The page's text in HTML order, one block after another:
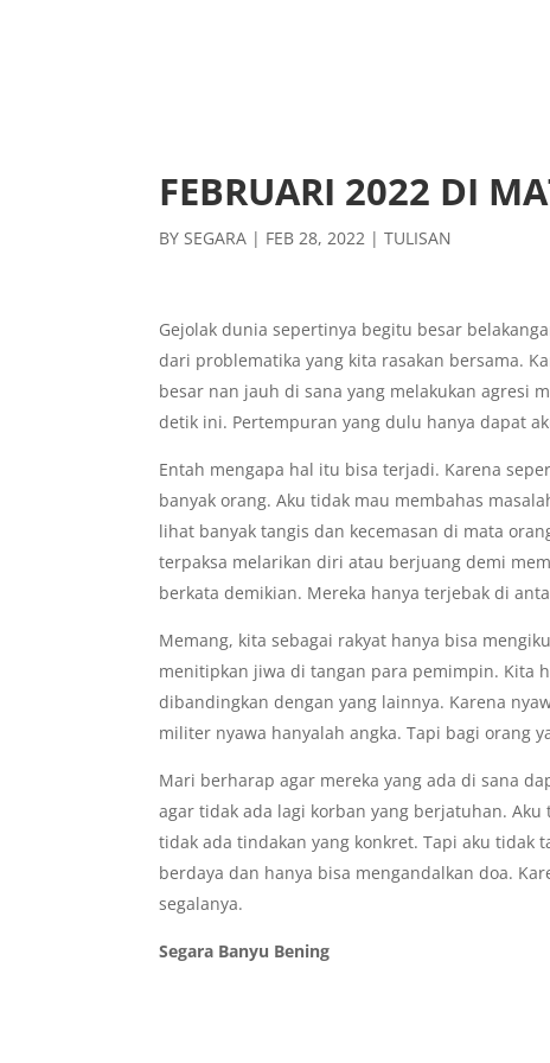
FEBRUARI 2022 DI
BYSEGARA | FEB 28, 2022 |TULISAN
Gejolak dunia sepertinya begitu besar
dari problematika yang kita rasakan bersama.
besar nan jauh di sana yang melakukan agresi
detik ini. Pertempuran yang dulu hanya dapat
Entah mengapa hal itu bisa terjadi. Karena
banyak orang. Aku tidak mau membahas
lihat banyak tangis dan kecemasan di mata
terpaksa melarikan diri atau berjuang demi
berkata demikian. Mereka hanya terjebak di
Memang, kita sebagai rakyat hanya bisa
menitipkan jiwa di tangan para pemimpin. Kita
dibandingkan dengan yang lainnya. Karena
militer nyawa hanyalah angka. Tapi bagi orang
Mari berharap agar mereka yang ada di sana
agar tidak ada lagi korban yang berjatuhan.
tidak ada tindakan yang konkret. Tapi aku tidak
berdaya dan hanya bisa mengandalkan doa.
segalanya.
Segara Banyu Bening